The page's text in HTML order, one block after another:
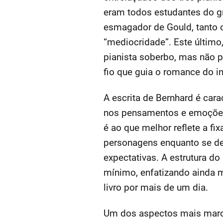
eram todos estudantes do
esmagador de Gould, tanto
“mediocridade”. Este
pianista soberbo, mas não
fio que guia o romance do
A escrita de Bernhard é
nos pensamentos e
é ao que melhor reflete a
personagens enquanto se
expectativas. A estrutura
mínimo, enfatizando ainda
livro por mais de um dia.
Um dos aspectos mais